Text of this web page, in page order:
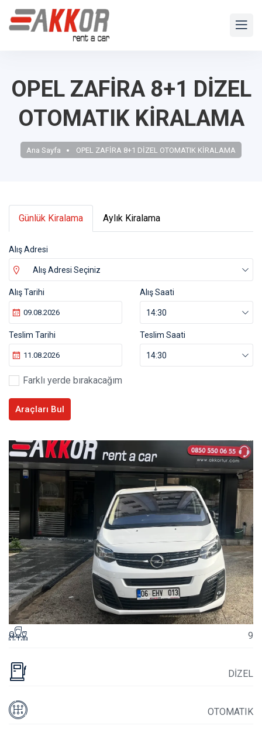
OPEL ZAFİRA 8+1 DİZEL
OTOMATIK KİRALAMA
Ana Sayfa OPEL ZAFİRA 8+1 DİZEL OTOMATIK KİRALAMA
Günlük Kiralama Aylık Kiralama
Alış Adresi
Alış Adresi Seçiniz
Alış Tarihi Alış Saati
14:30
Teslim Tarihi Teslim Saati
14:30
Farklı yerde bırakacağım
Araçları Bul
9
DİZEL
OTOMATIK